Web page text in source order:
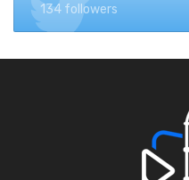
134 followers